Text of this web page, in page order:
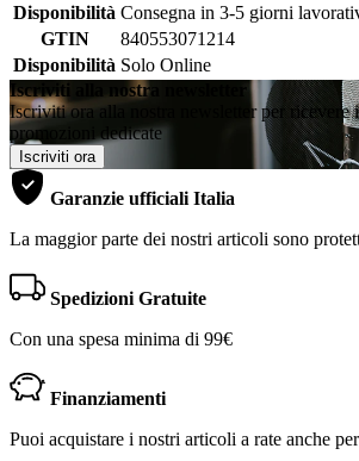
Disponibilità Consegna in 3-5 giorni
GTIN
840553071214
Disponibilità Solo Online
Iscriviti alla nostra newsletter
Iscriviti ora alla nostra newsletter per ricevere
promozioni dedicate
Iscriviti ora
Garanzie ufficiali Italia
La maggior parte dei nostri articoli sono
Spedizioni Gratuite
Con una spesa minima di 99€
Finanziamenti
Puoi acquistare i nostri articoli a rate anche